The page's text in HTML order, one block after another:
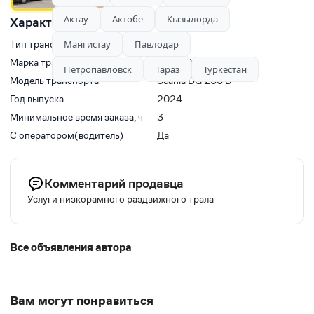
Характеристики
Тип транспорта
Тралы
Марка транспорта
SCANIA
Модель транспорта
Scania DG 200 B
Год выпуска
2024
Минимальное время заказа, ч
3
С оператором(водитель)
Да
Комментарий продавца
Услуги низкорамного раздвижногo трала
Все объявления автора
Вам могут понравиться
Актау Актобе
Кызылорда
Мангистау
Павлодар
Петропавловск
Тараз Туркестан